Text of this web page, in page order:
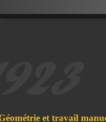
et travail